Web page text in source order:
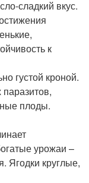
сладкий вкус.
к
густой кроной.
плоды.
урожаи –
Ягодки круглые,